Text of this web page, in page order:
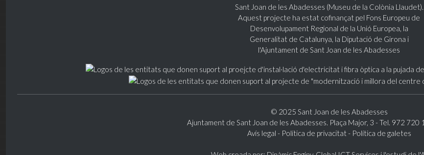
© 2025 Sant Joan de les Abadesses
Ajuntament de Sant Joan de les Abadesses. Plaça Major, 3 - Tel. 972 720
Avís legal - Política de privacitat - Política de galetes